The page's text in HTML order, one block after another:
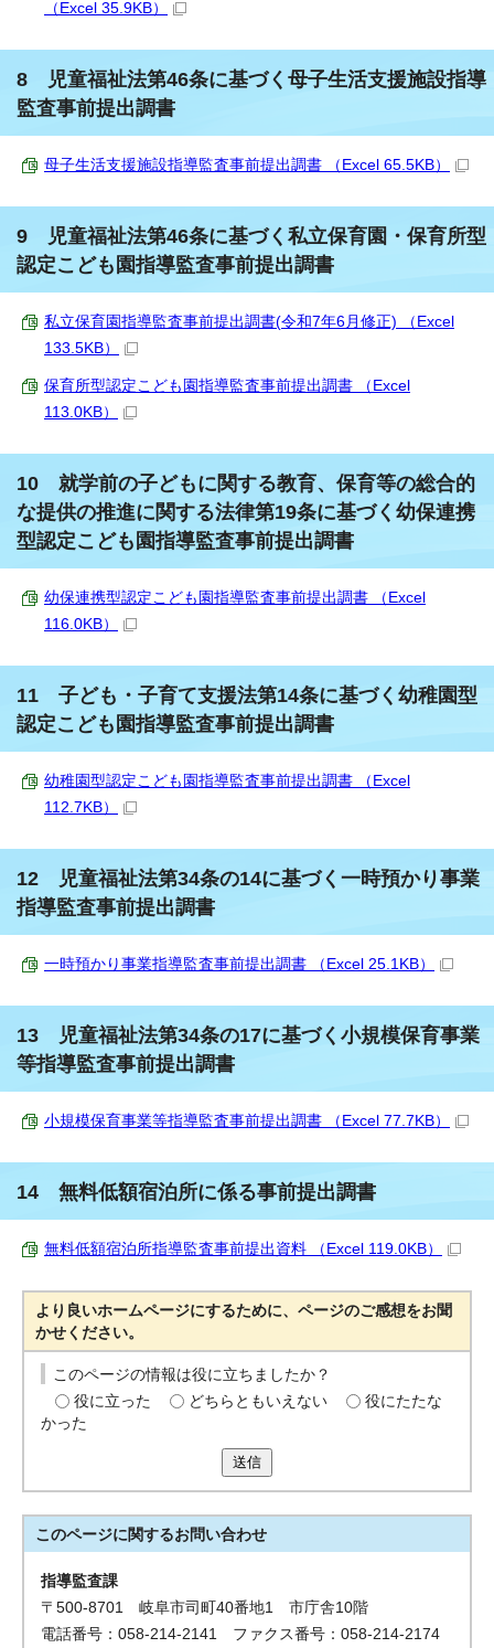
（Excel 35.9KB）
8 児童福祉法第46条に基づく母子生活支援施設指導
監査事前提出調書
母子生活支援施設指導監査事前提出調書 （Excel 65.5KB）
9 児童福祉法第46条に基づく私立保育園・保育所型
認定こども園指導監査事前提出調書
私立保育園指導監査事前提出調書(令和7年6月修正) （Excel
133.5KB）
保育所型認定こども園指導監査事前提出調書 （Excel
113.0KB）
10 就学前の子どもに関する教育、保育等の総合的
な提供の推進に関する法律第19条に基づく幼保連携
型認定こども園指導監査事前提出調書
幼保連携型認定こども園指導監査事前提出調書 （Excel
116.0KB）
11 子ども・子育て支援法第14条に基づく幼稚園型
認定こども園指導監査事前提出調書
幼稚園型認定こども園指導監査事前提出調書 （Excel
112.7KB）
12 児童福祉法第34条の14に基づく一時預かり事業
指導監査事前提出調書
一時預かり事業指導監査事前提出調書 （Excel 25.1KB）
13 児童福祉法第34条の17に基づく小規模保育事業
等指導監査事前提出調書
小規模保育事業等指導監査事前提出調書 （Excel 77.7KB）
14 無料低額宿泊所に係る事前提出調書
無料低額宿泊所指導監査事前提出資料 （Excel 119.0KB）
より良いホームページにするために、ページのご感想をお聞
かせください。
このページの情報は役に立ちましたか？
役に立った
どちらともいえない
役にたたな
かった
送信
このページに関するお問い合わせ
指導監査課
〒500-8701 岐阜市司町40番地1 市庁舎10階
電話番号：058-214-2141 ファクス番号：058-214-2174